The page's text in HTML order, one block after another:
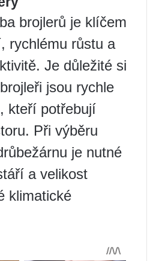
brojlerů je klíčem
rychlému růstu a
Je důležité si
jsou rychle
kteří potřebují
Při výběru
je nutné
a velikost
klimatické